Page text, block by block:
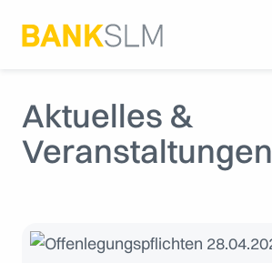
Aktuelles &
Veranstaltungen